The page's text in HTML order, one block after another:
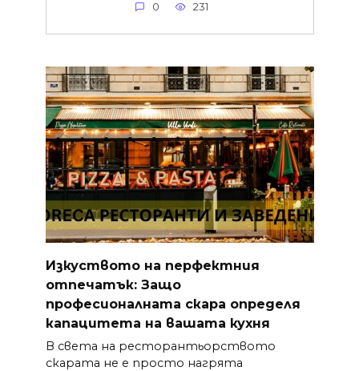
0 231
Изкуството на перфектния
отпечатък: Защо
професионалната скара определя
капацитета на вашата кухня
В света на ресторантьорството
скарата не е просто нагрята